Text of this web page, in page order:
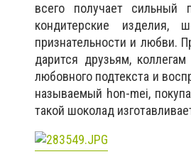
всего получает
кондитерские
признательности и любви.
дарится друзьям,
любовного подтекста и
называемый hon-mei,
такой шоколад